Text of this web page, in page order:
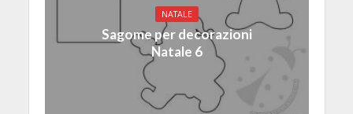
NATALE
Sagome per decorazioni
Natale 6